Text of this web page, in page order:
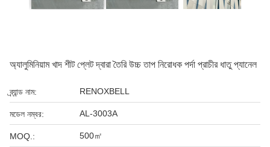
অ্যালুমিনিয়াম খাদ শীট প্লেট দ্বারা তৈরি উচ্চ তাপ নিরোধক পর্দা প্রাচীর ধাতু প্যানেল
ব্র্যান্ড নাম: RENOXBELL
মডেল নম্বর: AL-3003A
MOQ.: 500㎡